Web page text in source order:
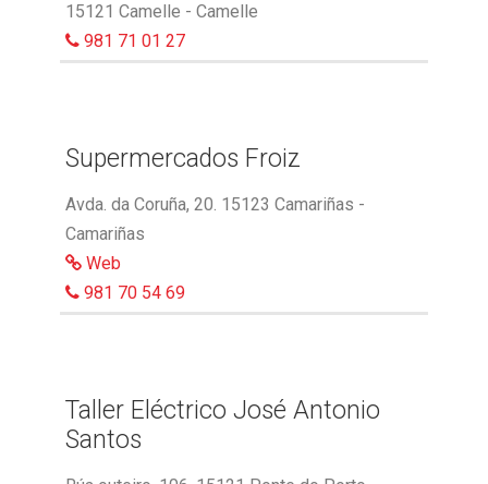
15121 Camelle - Camelle
981 71 01 27
Supermercados Froiz
Avda. da Coruña, 20. 15123 Camariñas -
Camariñas
Web
981 70 54 69
Taller Eléctrico José Antonio
Santos